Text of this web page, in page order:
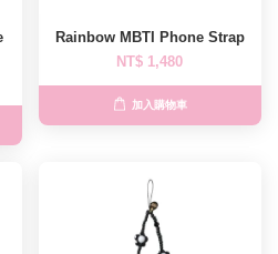
Rainbow MBTI Phone Strap
NT$ 1,480
加入購物車